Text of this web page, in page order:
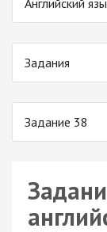
Английский
Задания
Задание 38